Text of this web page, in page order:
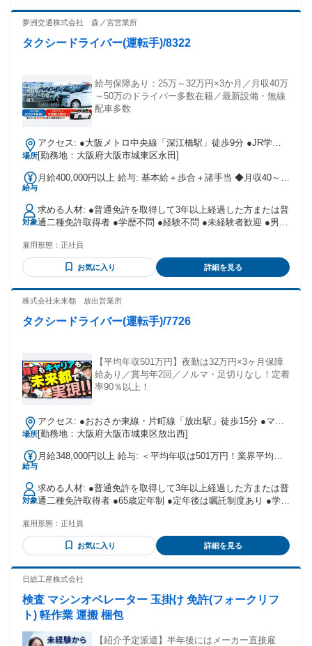
夢洲交通株式会社 森ノ宮営業所
タクシードライバー(運転手)/8322
給与保障あり：25万～32万円×3か月／月収40万
～50万のドライバー多数在籍／最新設備・無線
配車多数
場所
アクセス: ●大阪メトロ中央線「深江橋駅」徒歩9分 ●JR学研
都市線「放出駅」徒歩約11分 ●車・バイク通勤OK
[勤務地：大阪府大阪市城東区永田]
給与
月給400,000円以上 給与: 基本給＋歩合＋諸手当 ◆月収40～
対象
求める人材: ●普通免許を取得して3年以上経過した方または普
通二種免許取得者 ●学歴不問 ●経験不問 ●未経験者歓迎 ●男女
雇用形態： 正社員
お気に入り 詳細を見る
株式会社未来都 放出営業所
タクシードライバー(運転手)/7726
【平均年収501万円】夜勤は32万円×3ヶ月保障
給あり／賞与年2回／ノルマ・足切りなし！定着
率90％以上！
場所
アクセス: ●おおさか東線・片町線「放出駅」徒歩15分 ●マイ
カー、バイク、自転車通勤OK
[勤務地：大阪府大阪市城東区放出西]
給与
月給348,000円以上 給与: ＜平均年収は501万円！業界平均よ
与年2回 ※研修期間中（未経験者1ヶ月間、経験者1～2週間）
は日給1万円 ◆夜勤勤務を希望される方には、安心の給与保障
制度あり 選任日から3ヶ月間、月32万円の給与を保障してい
ます。 ※規定あり（詳細は面接時にご説明します） ◆入社1
円 全社員の最高年収：980万円 ◆入社数年で年収700万円以上
稼ぐドライバーが多くいます！
対象
求める人材: ●普通免許を取得して3年以上経過した方または普
通二種免許取得者 ●65歳定年制 ●定年後は嘱託制度あり ●学歴
OK
雇用形態： 正社員
お気に入り 詳細を見る
日総工産株式会社
検査 マシンオペレーター 玉掛け 免許(フォークリフ
ト) 軽作業 運搬 梱包
【紹介予定派遣】半年後にはメーカー直接雇